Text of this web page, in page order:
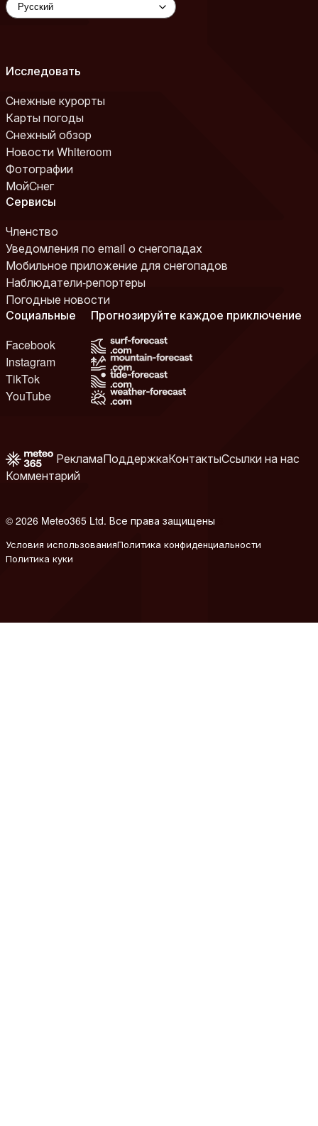
Исследовать
Снежные курорты
Карты погоды
Снежный обзор
Новости Whiteroom
Фотографии
МойСнег
Сервисы
Членство
Уведомления по email о снегопадах
Мобильное приложение для снегопадов
Наблюдатели-репортеры
Погодные новости
Социальные
Facebook
Instagram
TikTok
YouTube
Прогнозируйте каждое приключение
РекламаПоддержкаКонтактыСсылки на нас
Комментарий
© 2026 Meteo365 Ltd. Все права защищены
Условия использованияПолитика конфиденциальности
Политика куки